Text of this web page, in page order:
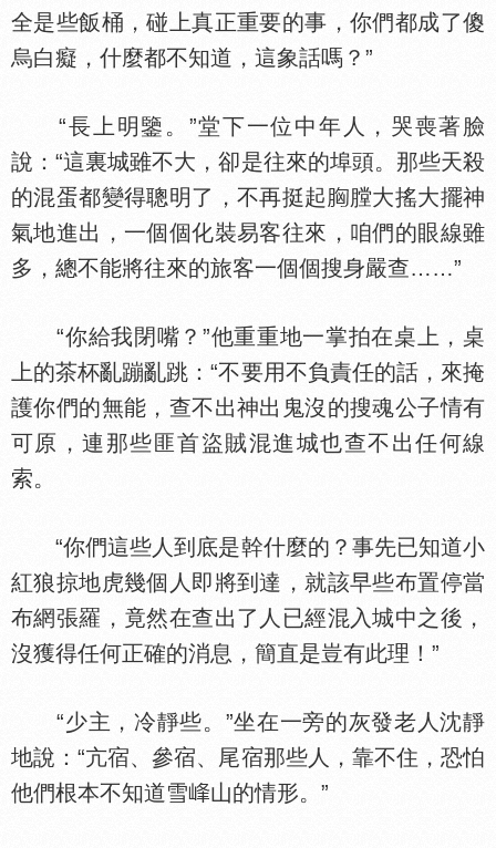
全是些飯桶，碰上真正重要的事，你們都成了傻
烏白癡，什麼都不知道，這象話嗎？”
“長上明鑒。”堂下一位中年人，哭喪著臉
說：“這裏城雖不大，卻是往來的埠頭。那些天殺
的混蛋都變得聰明了，不再挺起
膛大搖大擺神
氣地進出，一個個化裝易客往來，咱們的眼線雖
多，總不能將往來的旅客一個個搜身嚴查……”
“你給我閉嘴？”他重重地一掌拍在桌上，桌
上的茶杯亂蹦亂跳：“不要用不負責任的話，來掩
護你們的無能，查不出神出鬼沒的搜魂公子情有
可原，連那些匪首盜賊混進城也查不出任何線
索。
“你們這些人到底是幹什麼的？事先已知道小
紅狼掠地虎幾個人即將到達，就該早些布置停當
布網張羅，竟然在查出了人已經混入城中之後，
沒獲得任何正確的消息，簡直是豈有此理！”
“少主，冷靜些。”坐在一旁的灰發老人沈靜
地說：“亢宿、參宿、尾宿那些人，靠不住，恐怕
他們根本不知道雪
山的情形。”